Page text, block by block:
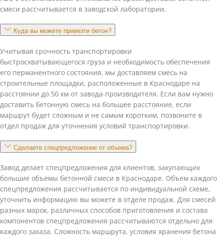
смеси рассчитывается в заводской лаборатории.
Куда вы можете привезти бетон?
Учитывая срочность транспортировки
быстросхватывающегося груза и необходимость обеспечения
его перманентного состояния, мы доставляем смесь на
строительные площадки, расположенные в Краснодаре на
расстоянии до 50 км от завода-производителя. Если вам нужно
доставить бетонную смесь на большее расстояние, если
маршрут будет сложным и не самым коротким, позвоните в
отдел продаж для уточнения условий транспортировки.
Сделаете спецпредложение от объема?
Завод делает спецпредложения для клиентов, закупающих
большие объемы бетонной смеси в Краснодаре. Объем каждого
спецпредложения рассчитывается по индивидуальной схеме,
уточнить информацию вы можете в отделе продаж. Для смесей
разных марок, различных способов приготовления и состава
компонентов спецпредложения рассчитываются отдельно для
каждого заказа. Сложность маршрута, условия хранения бетона